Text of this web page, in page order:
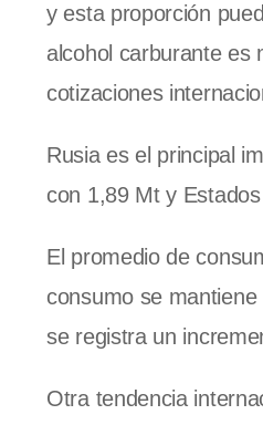
y esta proporción
alcohol carburante es
cotizaciones
Rusia es el principal
con 1,89 Mt y
El promedio de
consumo se
se registra un
Otra tendencia